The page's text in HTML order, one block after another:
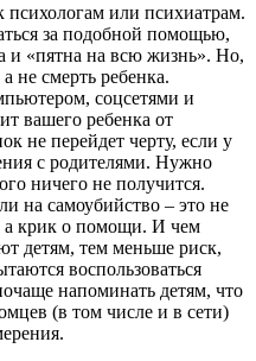
психологам или психиатрам.
за подобной помощью,
и «пятна на всю жизнь». Но,
не смерть ребенка.
соцсетями и
вашего ребенка от
не перейдет черту, если у
с родителями. Нужно
ничего не получится.
на самоубийство – это не
а крик о помощи. И чем
детям, тем меньше риск,
воспользоваться
напоминать детям, что
(в том числе и в сети)